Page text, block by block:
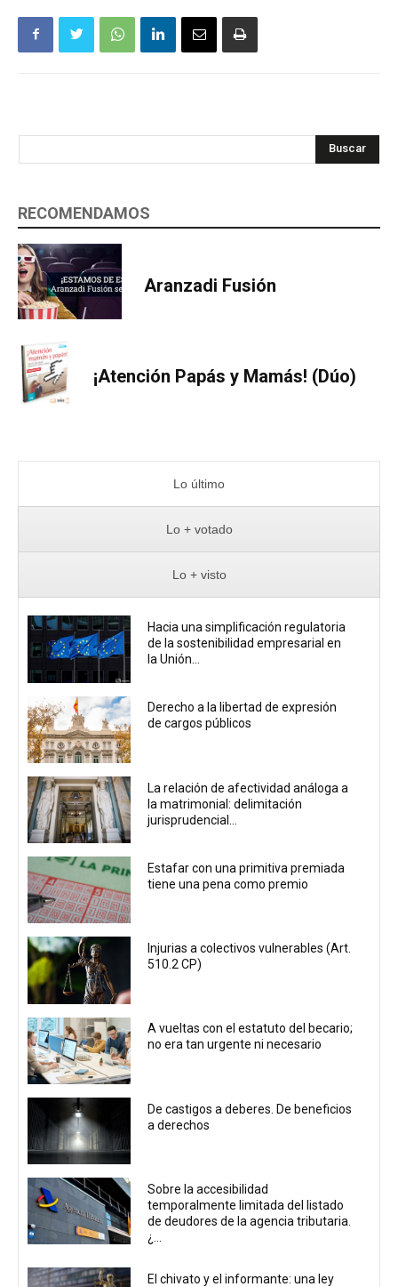
Buscar
RECOMENDAMOS
Aranzadi Fusión
¡Atención Papás y Mamás! (Dúo)
Lo último
Lo + votado
Lo + visto
Hacia una simplificación regulatoria
de la sostenibilidad empresarial en
la Unión...
Derecho a la libertad de expresión
de cargos públicos
La relación de afectividad análoga a
la matrimonial: delimitación
jurisprudencial...
Estafar con una primitiva premiada
tiene una pena como premio
Injurias a colectivos vulnerables (Art.
510.2 CP)
A vueltas con el estatuto del becario;
no era tan urgente ni necesario
De castigos a deberes. De beneficios
a derechos
Sobre la accesibilidad
temporalmente limitada del listado
de deudores de la agencia tributaria.
¿...
El chivato y el informante: una ley